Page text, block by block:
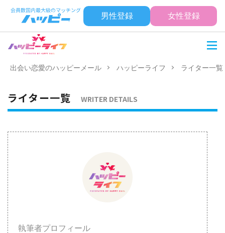
男性登録 女性登録
出会い恋愛のハッピーメール ハッピーライフ ライター一覧
ライター一覧 WRITER DETAILS
執筆者プロフィール